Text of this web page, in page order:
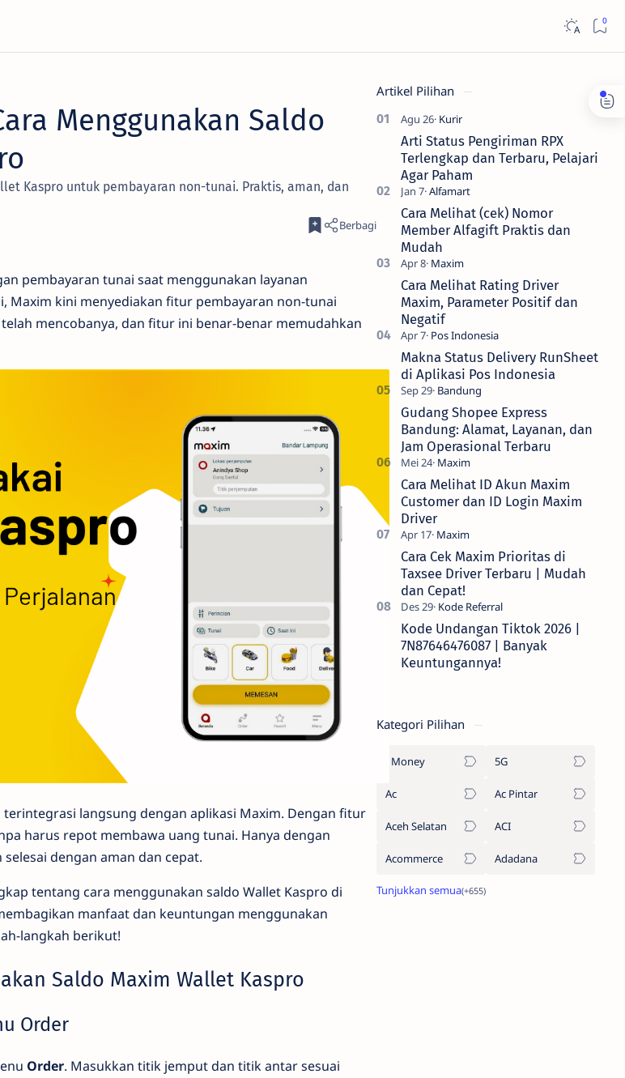
Menggunakan Saldo
Kaspro untuk pembayaran non-tunai. Praktis, aman, dan
pembayaran tunai saat menggunakan layanan
Maxim kini menyediakan fitur pembayaran non-tunai
mencobanya, dan fitur ini benar-benar memudahkan
langsung dengan aplikasi Maxim. Dengan fitur
harus repot membawa uang tunai. Hanya dengan
dengan aman dan cepat.
tentang cara menggunakan saldo Wallet Kaspro di
manfaat dan keuntungan menggunakan
langkah berikut!
Saldo Maxim Wallet Kaspro
Order
Order. Masukkan titik jemput dan titik antar sesuai
Artikel Pilihan
Arti Status Pengiriman RPX
Terlengkap dan Terbaru, Pelajari
Agar Paham
Cara Melihat (cek) Nomor
Member Alfagift Praktis dan
Mudah
Cara Melihat Rating Driver
Maxim, Parameter Positif dan
Negatif
Makna Status Delivery RunSheet
di Aplikasi Pos Indonesia
Gudang Shopee Express
Bandung: Alamat, Layanan, dan
Jam Operasional Terbaru
Cara Melihat ID Akun Maxim
Customer dan ID Login Maxim
Driver
Cara Cek Maxim Prioritas di
Taxsee Driver Terbaru | Mudah
dan Cepat!
Kode Undangan Tiktok 2026 |
7N87646476087 | Banyak
Keuntungannya!
Kategori Pilihan
1Money 5G
Ac Ac Pintar
Aceh Selatan ACI
Acommerce Adadana